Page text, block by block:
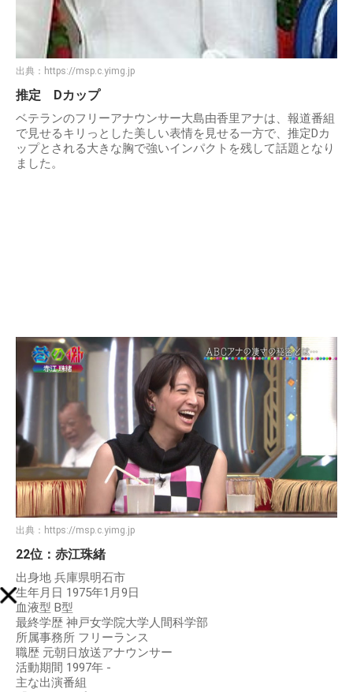
出典： https://msp.c.yimg.jp
推定 Dカップ
ベテランのフリーアナウンサー大島由香里アナは、報道番組
で見せるキリっとした美しい表情を見せる一方で、推定Dカ
ップとされる大きな胸で強いインパクトを残して話題となり
ました。
出典： https://msp.c.yimg.jp
22位：赤江珠緒
出身地 兵庫県明石市
生年月日 1975年1月9日
血液型 B型
最終学歴 神戸女学院大学人間科学部
所属事務所 フリーランス
職歴 元朝日放送アナウンサー
活動期間 1997年 -
主な出演番組